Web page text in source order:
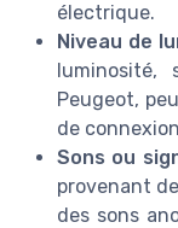
électrique.
Niveau de
luminosité,
Peugeot,
de
Sons ou
provenant
des sons